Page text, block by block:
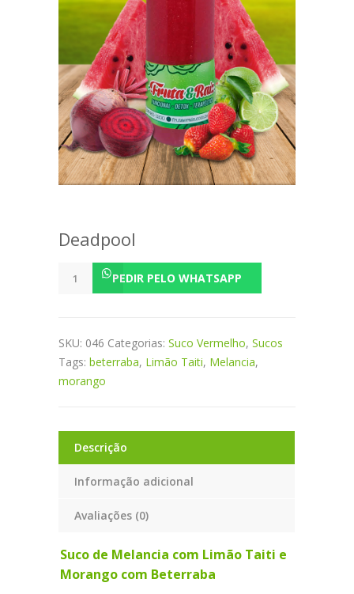
Deadpool
Deadpool PEDIR PELO WHATSAPP
SKU: 046 Categorias: Suco Vermelho, Sucos
Tags: beterraba, Limão Taiti, Melancia,
morango
Descrição
Informação adicional
Avaliações (0)
Suco de Melancia com Limão Taiti e
Morango com Beterraba